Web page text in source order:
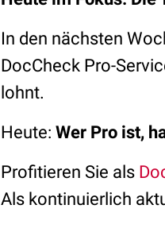
In den nächsten
DocCheck Pro-
lohnt.
Heute: Wer Pro ist,
Profitieren Sie als
Als kontinuierlich